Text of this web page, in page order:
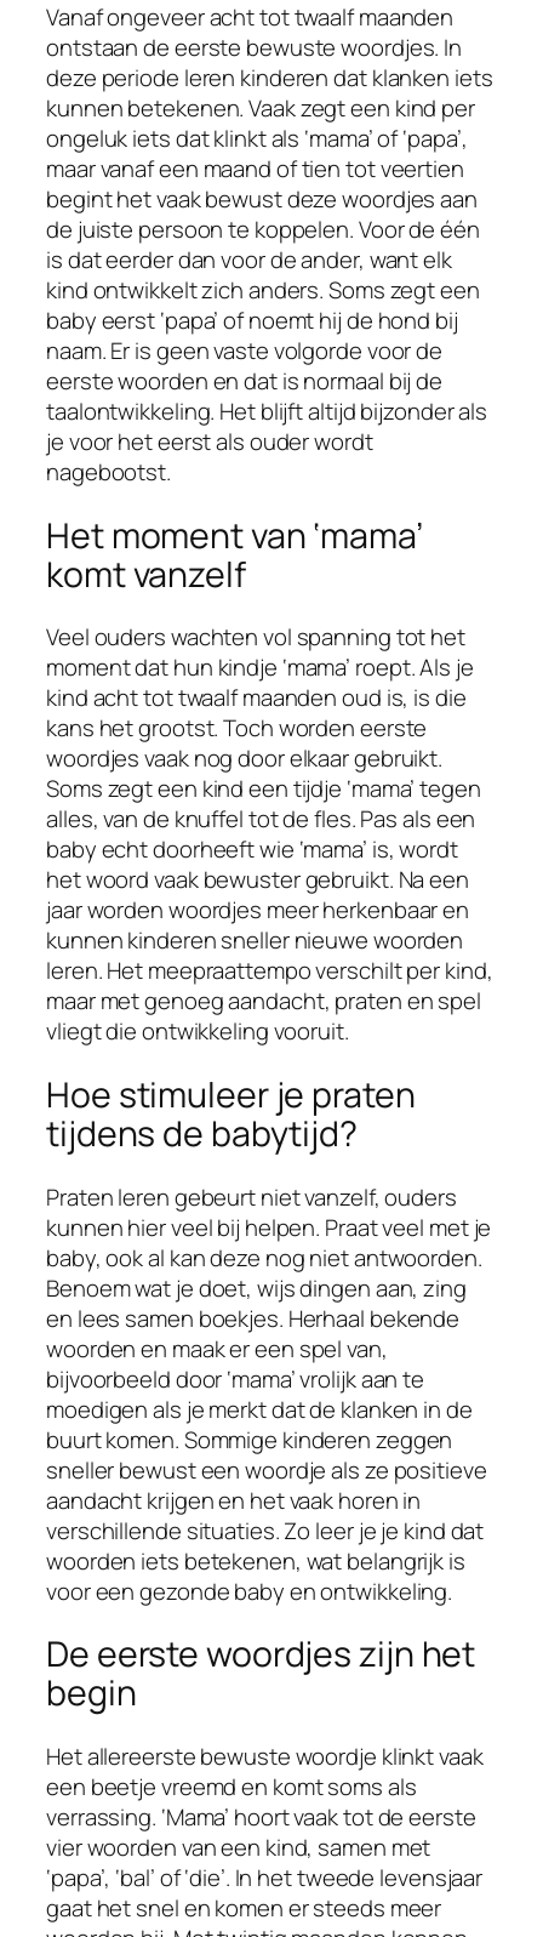
Vanaf ongeveer acht tot twaalf maanden
ontstaan de eerste bewuste woordjes. In
deze periode leren kinderen dat klanken iets
kunnen betekenen. Vaak zegt een kind per
ongeluk iets dat klinkt als ‘mama’ of ‘papa’,
maar vanaf een maand of tien tot veertien
begint het vaak bewust deze woordjes aan
de juiste persoon te koppelen. Voor de één
is dat eerder dan voor de ander, want elk
kind ontwikkelt zich anders. Soms zegt een
baby eerst ‘papa’ of noemt hij de hond bij
naam. Er is geen vaste volgorde voor de
eerste woorden en dat is normaal bij de
taalontwikkeling. Het blijft altijd bijzonder als
je voor het eerst als ouder wordt
nagebootst.
Het moment van ‘mama’
komt vanzelf
Veel ouders wachten vol spanning tot het
moment dat hun kindje ‘mama’ roept. Als je
kind acht tot twaalf maanden oud is, is die
kans het grootst. Toch worden eerste
woordjes vaak nog door elkaar gebruikt.
Soms zegt een kind een tijdje ‘mama’ tegen
alles, van de knuffel tot de fles. Pas als een
baby echt doorheeft wie ‘mama’ is, wordt
het woord vaak bewuster gebruikt. Na een
jaar worden woordjes meer herkenbaar en
kunnen kinderen sneller nieuwe woorden
leren. Het meepraattempo verschilt per kind,
maar met genoeg aandacht, praten en spel
vliegt die ontwikkeling vooruit.
Hoe stimuleer je praten
tijdens de babytijd?
Praten leren gebeurt niet vanzelf, ouders
kunnen hier veel bij helpen. Praat veel met je
baby, ook al kan deze nog niet antwoorden.
Benoem wat je doet, wijs dingen aan, zing
en lees samen boekjes. Herhaal bekende
woorden en maak er een spel van,
bijvoorbeeld door ‘mama’ vrolijk aan te
moedigen als je merkt dat de klanken in de
buurt komen. Sommige kinderen zeggen
sneller bewust een woordje als ze positieve
aandacht krijgen en het vaak horen in
verschillende situaties. Zo leer je je kind dat
woorden iets betekenen, wat belangrijk is
voor een gezonde baby en ontwikkeling.
De eerste woordjes zijn het
begin
Het allereerste bewuste woordje klinkt vaak
een beetje vreemd en komt soms als
verrassing. ‘Mama’ hoort vaak tot de eerste
vier woorden van een kind, samen met
‘papa’, ‘bal’ of ‘die’. In het tweede levensjaar
gaat het snel en komen er steeds meer